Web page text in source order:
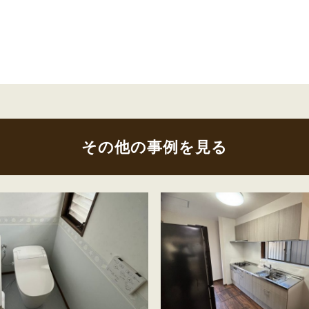
その他の事例を見る